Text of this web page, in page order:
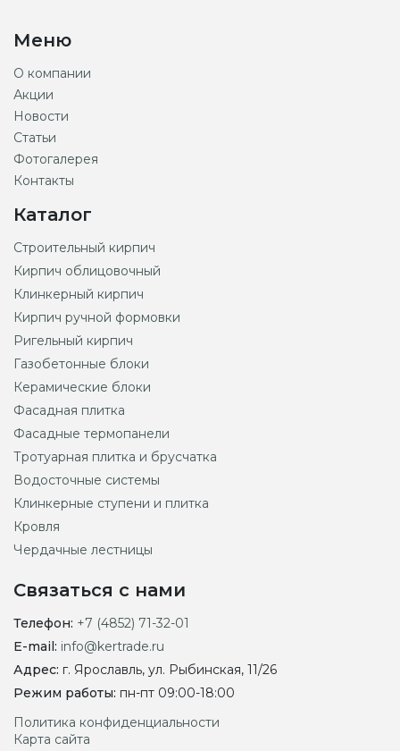
Меню
О компании
Акции
Новости
Статьи
Фотогалерея
Контакты
Каталог
Строительный кирпич
Кирпич облицовочный
Клинкерный кирпич
Кирпич ручной формовки
Ригельный кирпич
Газобетонные блоки
Керамические блоки
Фасадная плитка
Фасадные термопанели
Тротуарная плитка и брусчатка
Водосточные системы
Клинкерные ступени и плитка
Кровля
Чердачные лестницы
Связаться с нами
Телефон: +7 (4852) 71-32-01
E-mail: info@kertrade.ru
Адрес: г. Ярославль, ул. Рыбинская, 11/26
Режим работы: пн-пт 09:00-18:00
Политика конфиденциальности
Карта сайта